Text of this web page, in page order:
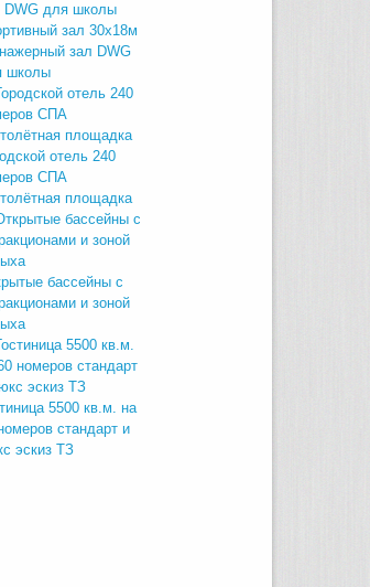
зал 30х18м
зал DWG
школы
отель 240
СПА
площадка
бассейны с
и зоной
5500 кв.м. на
стандарт и
эскиз ТЗ